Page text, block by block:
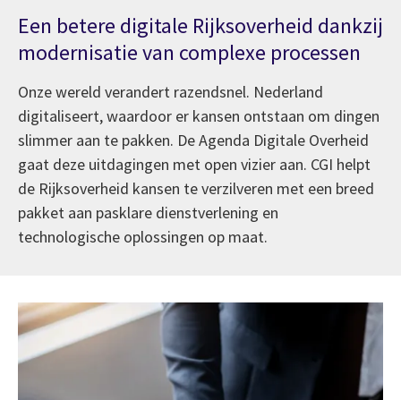
Een betere digitale Rijksoverheid dankzij
modernisatie van complexe processen
Onze wereld verandert razendsnel. Nederland
digitaliseert, waardoor er kansen ontstaan om dingen
slimmer aan te pakken. De Agenda Digitale Overheid
gaat deze uitdagingen met open vizier aan. CGI helpt
de Rijksoverheid kansen te verzilveren met een breed
pakket aan pasklare dienstverlening en
technologische oplossingen op maat.